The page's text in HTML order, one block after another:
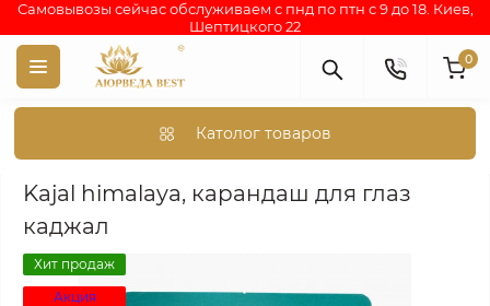
Самовывозы сейчас обслуживаем с пнд по птн с 9 до 18. Киев,
Шептицкого 22
0
Католог товаров
Аюрведа каталог индийских товаров АЮРВЕДИЧЕСКИЕ
Kajal himalaya, карандаш для глаз
каджал
Хит продаж
Акция